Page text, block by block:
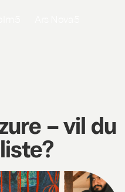
– vil du